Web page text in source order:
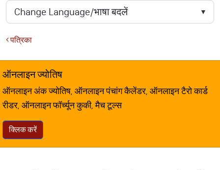
पत्रिका
ऑनलाइन ज्योतिष
ऑनलाइन अंक ज्योतिष, ऑनलाइन पंचांग कैलेंडर, ऑनलाइन टैरो कार्ड
रीडर, ऑनलाइन फॉर्च्यून कुकी, मैच टूल्स
क्लिक करें